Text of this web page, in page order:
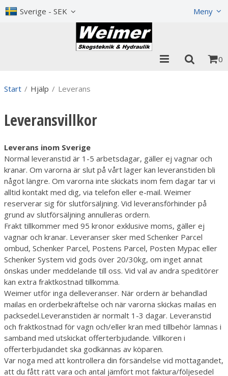
Sverige - SEK Meny
0
Start / Hjälp / Leverans
Leveransvillkor
Leverans inom Sverige
Normal leveranstid är 1-5 arbetsdagar, gäller ej vagnar och
kranar. Om varorna är slut på vårt lager kan leveranstiden bli
något längre. Om varorna inte skickats inom fem dagar tar vi
alltid kontakt med dig, via telefon eller e-mail. Weimer
reserverar sig för slutförsäljning. Vid leveransförhinder på
grund av slutförsäljning annulleras ordern.
Frakt tillkommer med 95 kronor exklusive moms, gäller ej
vagnar och kranar. Leveranser sker med Schenker Parcel
ombud, Schenker Parcel, Postens Parcel, Posten Mypac eller
Schenker System vid gods över 20/30kg, om inget annat
önskas under meddelande till oss. Vid val av andra speditörer
kan extra fraktkostnad tillkomma.
Weimer utför inga delleveranser. När ordern är behandlad
mailas en orderbekräftelse och när varorna skickas mailas en
packsedel.Leveranstiden är normalt 1-3 dagar. Leveranstid
och fraktkostnad för vagn och/eller kran med tillbehör lämnas i
samband med utskickat offerterbjudande. Villkoren i
offerterbjudandet ska godkännas av köparen.
Var noga med att kontrollera din försändelse vid mottagandet,
att du fått rätt vara och antal jämfört mot faktura/följesedel